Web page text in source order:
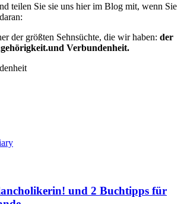
teilen Sie sie uns hier im Blog mit, wenn Sie
der größten Sehnsüchte, die wir haben: der
Verbundenheit.
und 2 Buchtipps für